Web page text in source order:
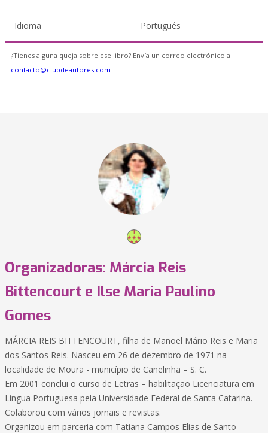
Idioma Portugués
¿Tienes alguna queja sobre ese libro? Envía un correo electrónico a
contacto@clubdeautores.com
Organizadoras: Márcia Reis
Bittencourt e Ilse Maria Paulino
Gomes
MÁRCIA REIS BITTENCOURT, filha de Manoel Mário Reis e Maria
dos Santos Reis. Nasceu em 26 de dezembro de 1971 na
localidade de Moura - município de Canelinha – S. C.
Em 2001 conclui o curso de Letras – habilitação Licenciatura em
Língua Portuguesa pela Universidade Federal de Santa Catarina.
Colaborou com vários jornais e revistas.
Organizou em parceria com Tatiana Campos Elias de Santo